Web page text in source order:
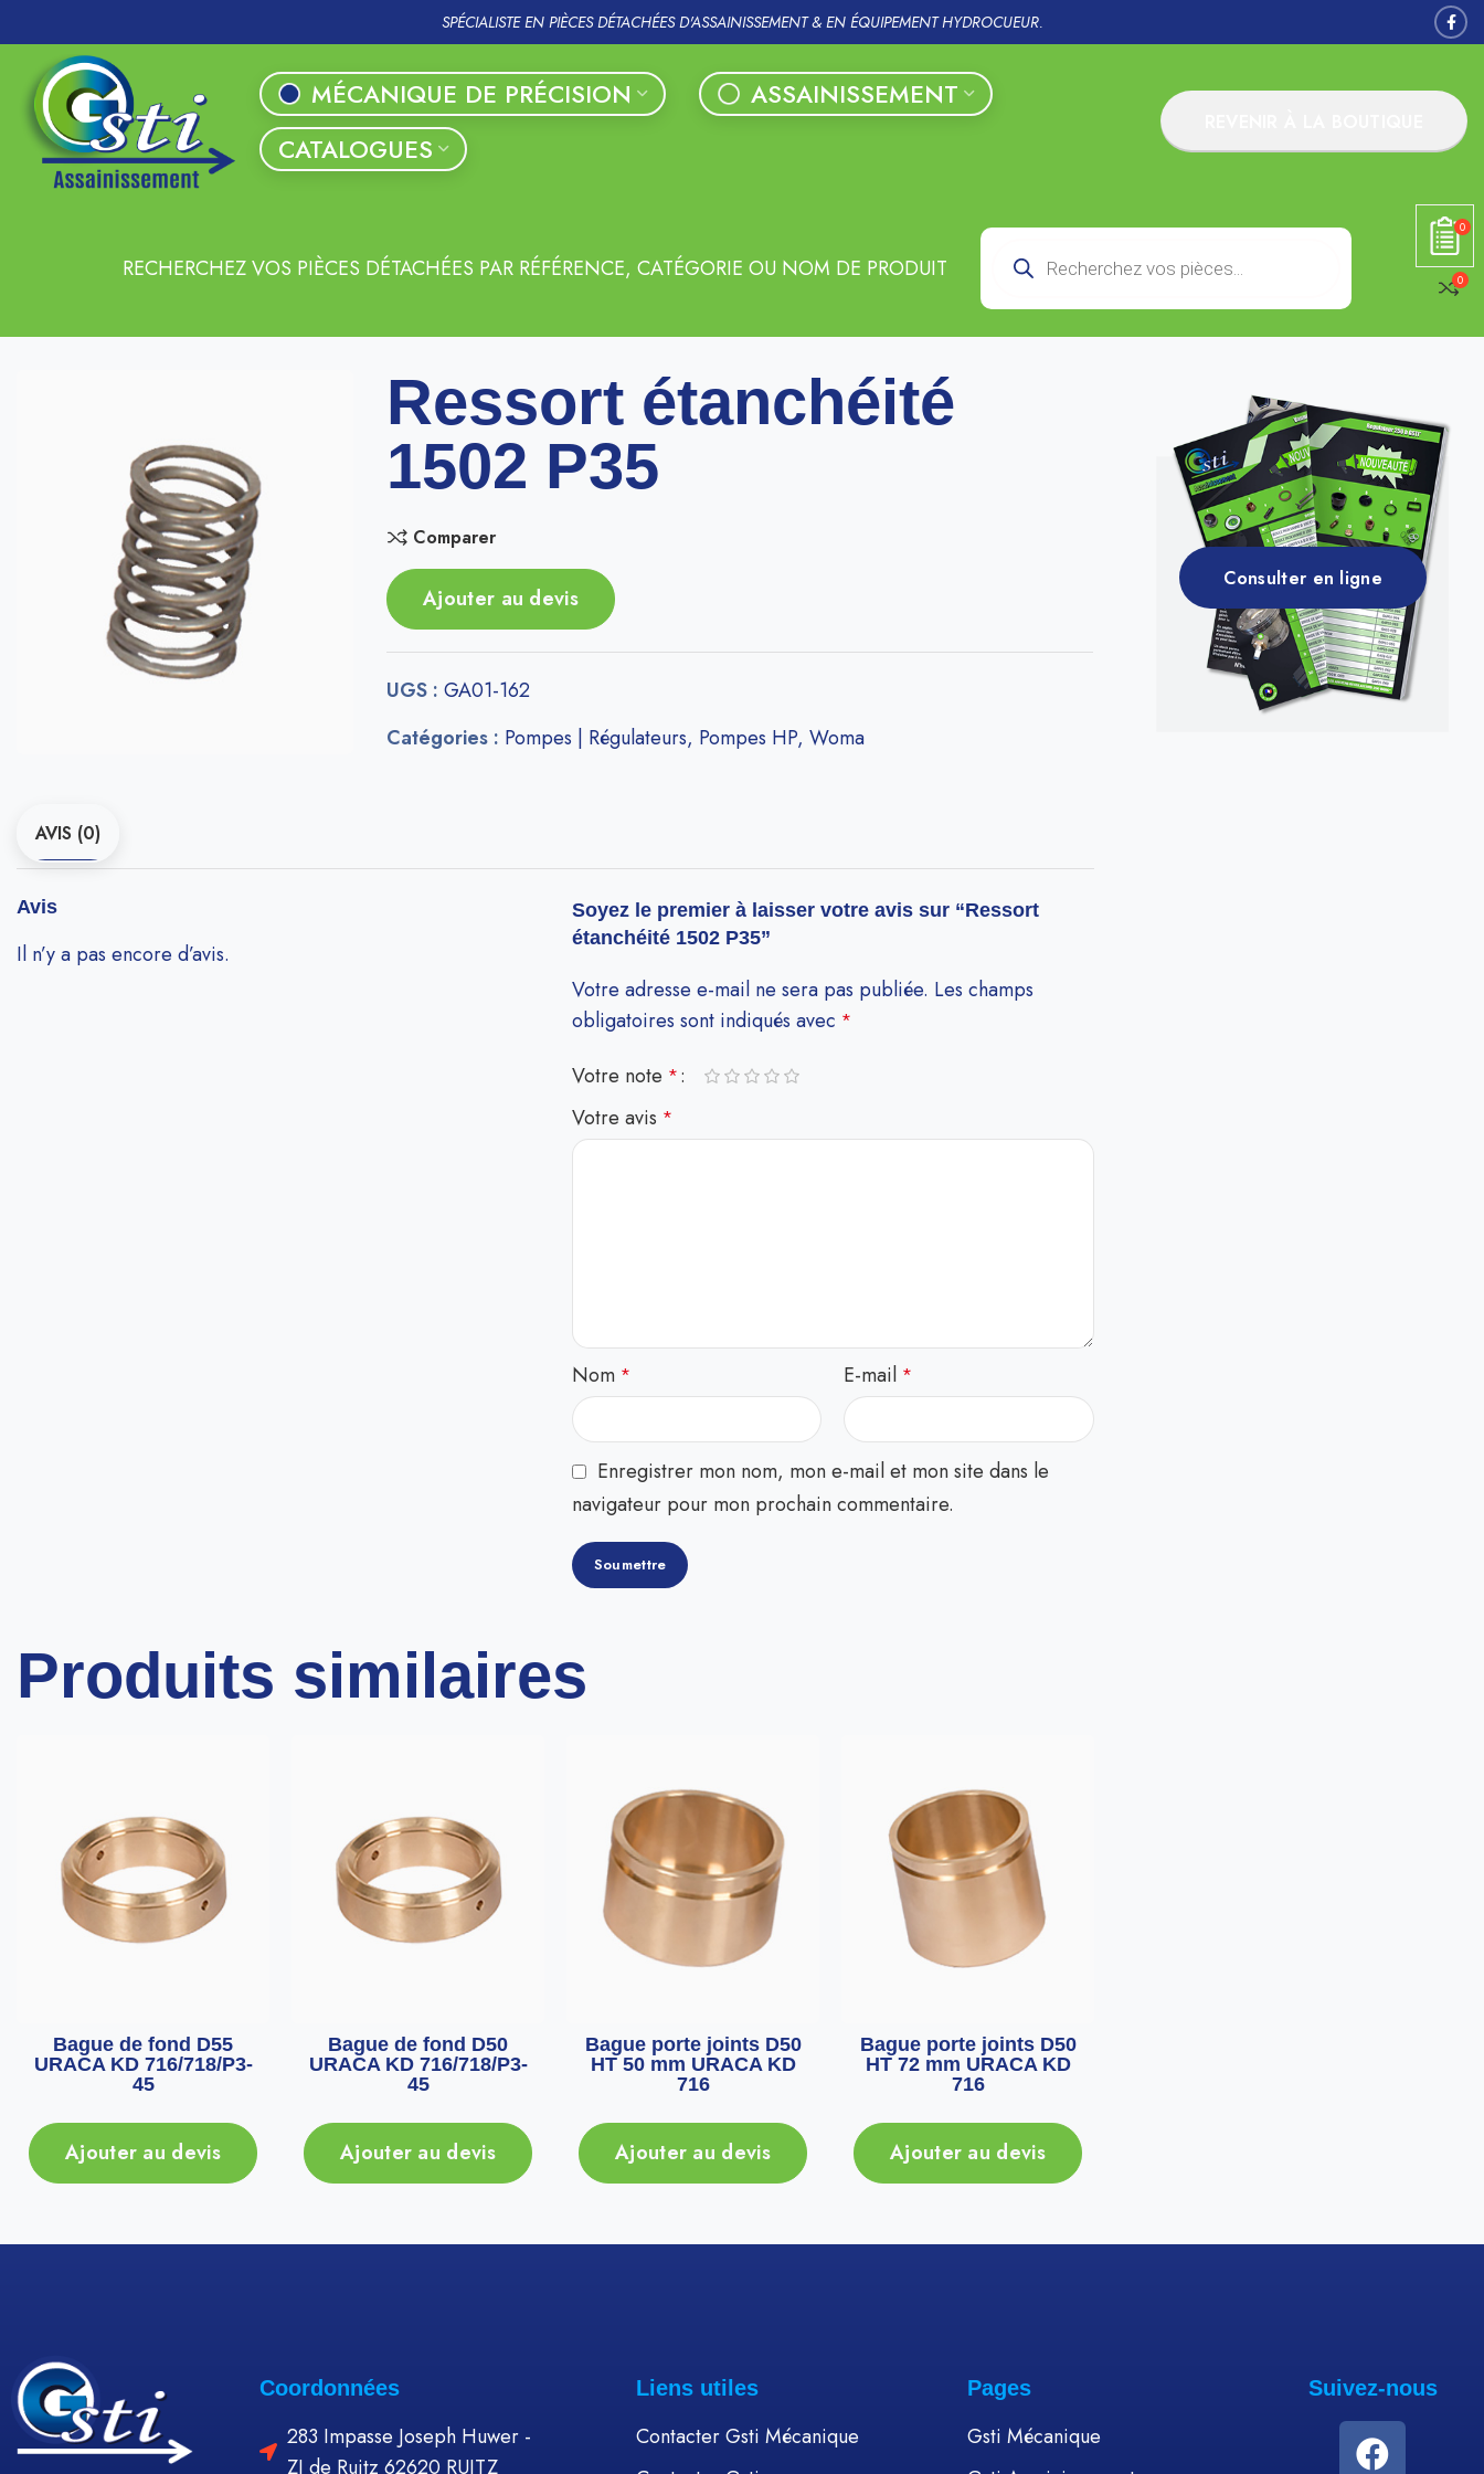
SPÉCIALISTE EN PIÈCES DÉTACHÉES D'ASSAINISSEMENT & EN ÉQUIPEMENT HYDROCUEUR.
MÉCANIQUE DE PRÉCISION
ASSAINISSEMENT
CATALOGUES
RECHERCHEZ VOS PIÈCES DÉTACHÉES PAR RÉFÉRENCE, CATÉGORIE OU NOM DE PRODUIT
0
0
Ressort étanchéité
1502 P35
Comparer
Ajouter au devis
UGS :GA01-162
Catégories : Pompes | Régulateurs, Pompes HP,Woma
AVIS (0)
Avis
Il n’y a pas encore d’avis.
Soyez le premier à laisser votre avis sur “Ressort
étanchéité 1502 P35”
Votre adresse e-mail ne sera pas publiée. Les champs
obligatoires sont indiqués avec *
Votre note *
Votre avis *
Nom * E-mail *
Enregistrer mon nom, mon e-mail et mon site dans le
navigateur pour mon prochain commentaire.
Produits similaires
Bague de fond D55
URACA KD 716/718/P3-
45
Ajouter au devis
Bague de fond D50
URACA KD 716/718/P3-
45
Ajouter au devis
Bague porte joints D50
HT 50 mm URACA KD
716
Ajouter au devis
Bague porte joints D50
HT 72 mm URACA KD
716
Ajouter au devis
Consulter en ligne
Coordonnées
283 Impasse Joseph Huwer -
ZI de Ruitz 62620 RUITZ
Liens utiles
Contacter Gsti Mécanique
Pages
Gsti Mécanique
Suivez-nous